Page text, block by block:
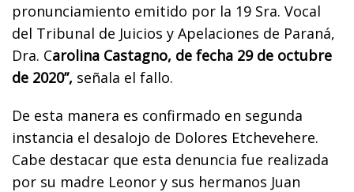
pronunciamiento emitido por la 19 Sra. Vocal
del Tribunal de Juicios y Apelaciones de Paraná,
Dra. Carolina Castagno, de fecha 29 de octubre
de 2020”, señala el fallo.
De esta manera es confirmado en segunda
instancia el desalojo de Dolores Etchevehere.
Cabe destacar que esta denuncia fue realizada
por su madre Leonor y sus hermanos Juan